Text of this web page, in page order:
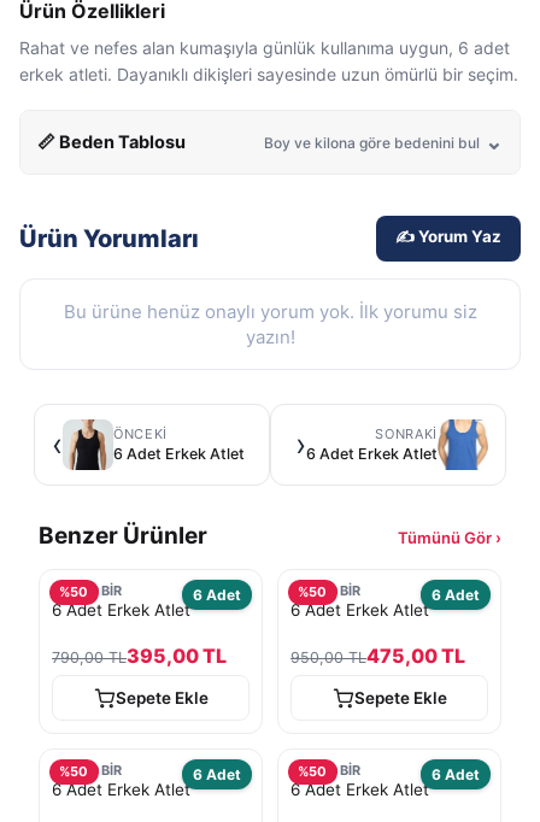
Ürün Özellikleri
Rahat ve nefes alan kumaşıyla günlük kullanıma uygun, 6 adet
erkek atleti. Dayanıklı dikişleri sayesinde uzun ömürlü bir seçim.
📏 Beden Tablosu Boy ve kilona göre bedenini bul
Ürün Yorumları ✍️ Yorum Yaz
Bu ürüne henüz onaylı yorum yok. İlk yorumu siz
yazın!
‹ ÖNCEKI
6 Adet Erkek Atlet
SONRAKI
6 Adet Erkek Atlet
›
Benzer Ürünler Tümünü Gör ›
%50 6 Adet
TURKOBİR
6 Adet Erkek Atlet
790,00 TL395,00 TL
Sepete Ekle
%50 6 Adet
TURKOBİR
6 Adet Erkek Atlet
950,00 TL475,00 TL
Sepete Ekle
%50 6 Adet
TURKOBİR
6 Adet Erkek Atlet
%50 6 Adet
TURKOBİR
6 Adet Erkek Atlet